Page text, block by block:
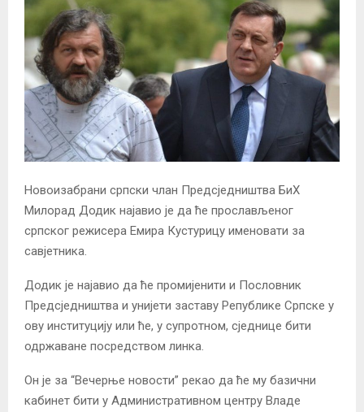
Новоизабрани српски члан Предсједништва БиХ
Милорад Додик најавио је да ће прослављеног
српског режисера Емира Кустурицу именовати за
савјетника.
Додик је најавио да ће промијенити и Пословник
Предсједништва и унијети заставу Републике Српске у
ову институцију или ће, у супротном, сједнице бити
одржаване посредством линка.
Он је за “Вечерње новости” рекао да ће му базични
кабинет бити у Административном центру Владе